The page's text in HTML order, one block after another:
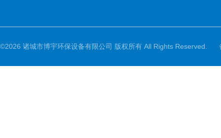
©2026 诸城市博宇环保设备有限公司 版权所有 All Rights Reserved.